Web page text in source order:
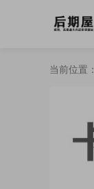
当前位置：